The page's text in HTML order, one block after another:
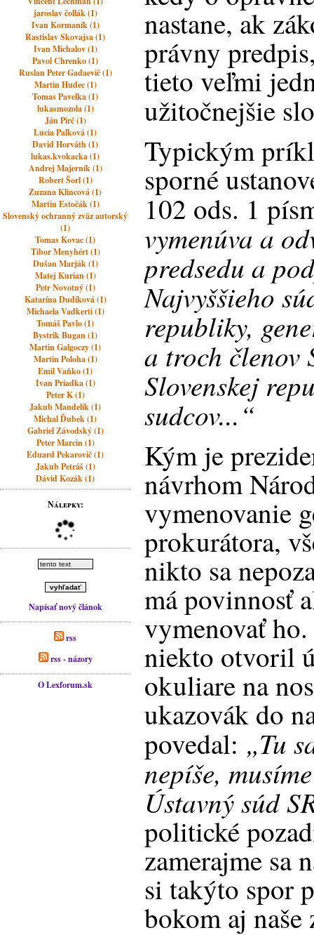
jaroslav čollák (1)
Ivan Kormaník (1)
Rastislav Skovajsa (1)
Ivan Michalov (1)
Pavol Chrenko (1)
Ruslan Peter Gadaevič (1)
Martin Hudec (1)
Tomas Pavelka (1)
lukasmozola (1)
Ján Pirč (1)
Lucia Palková (1)
David Horváth (1)
lukas.kvokacka (1)
Andrej Majerník (1)
Robert Šorl (1)
Zuzana Klincová (1)
Martin Estočák (1)
Slovenský ochranný zväz autorský
(1)
Tomas Kovac (1)
Tibor Menyhért (1)
Dušan Marják (1)
Matej Kurian (1)
Petr Novotný (1)
Katarína Dudíková (1)
Michaela Vadkerti (1)
Tomáš Pavlo (1)
Bystrik Bugan (1)
Martin Galgoczy (1)
Martin Poloha (1)
Emil Vaňko (1)
Ivan Priadka (1)
Peter K (1)
Jakub Mandelík (1)
Michal Ďubek (1)
Gabriel Závodský (1)
Peter Marcin (1)
Eduard Pekarovič (1)
Jakub Petráš (1)
Dávid Kozák (1)
Nálepky:
Napísať nový článok
rss
rss - názory
O Lexforum.sk
nastane, ak
právny
tieto veľmi
užitočnejšie
Typickým
sporné
102 ods. 1
vymenúva a
predsedu a
Najvyššieho
republiky,
a troch členov
Slovenskej
sudcov...“
Kým je
návrhom
vymenovanie
prokurátora,
nikto sa
má povinnosť
vymenovať
niekto otvoril
okuliare na
ukazovák do
povedal: „Tu
nepíše,
Ústavný súd
politické
zamerajme sa
si takýto spor
bokom aj